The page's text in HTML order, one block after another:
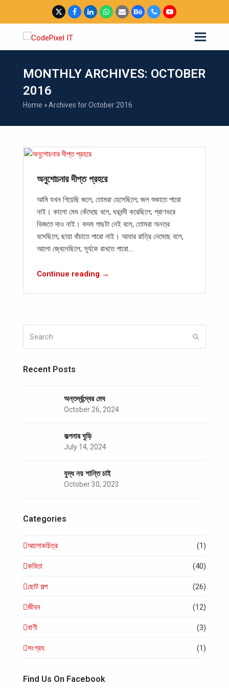
TwitterFacebook
LinkedInWhatsapp
EmailBehance
PhoneYouTube
MONTHLY ARCHIVES: OCTOBER
2016
Home »Archives for October 2016
অনুশোচনার দীপ্ত প্রহরে
আমি যখন গিয়েছি জলে, তোমরা হেসেছিলে; জল শুকাতে পারো
নাই। কালো মেঘ কেঁদেছে বলে, ঘরবন্দী করেছিলে; প্রাণভরে
ভিজতে দাও নাই। কদম গাছটা নেই বলে, তোমরা অনত্র
বসেছিলে; ছায়া বাঁচাতে পারো নাই। আধার রাত্রি নেমেছে বলে,
আলো জ্বেলেছিলে; সূর্যকে রাখতে পারো…
Continue reading →
Recent Posts
অন্তর্দ্বন্দ্বের মেঘ
October 26, 2024
কল্পনার ঘুড়ি
July 14, 2024
যুদ্ধ নয় শান্তি চাই
October 30, 2023
Categories
আলোকচিত্র (1)
কবিতা (40)
ছোট গল্প (26)
জীবন (12)
বাণী (3)
সংগ্রহ (1)
Find Us On Facebook